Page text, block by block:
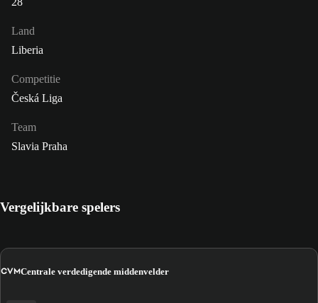
Land
Liberia
Competitie
Česká Liga
Team
Slavia Praha
Vergelijkbare spelers
CVMCentrale verdedigende middenvelder